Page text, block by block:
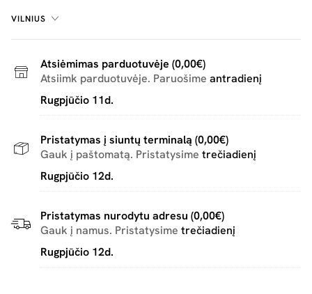
VILNIUS
Atsiėmimas parduotuvėje (0,00€)
Atsiimk parduotuvėje. Paruošime antradienį
Rugpjūčio 11d.
Pristatymas į siuntų terminalą (0,00€)
Gauk į paštomatą. Pristatysime trečiadienį
Rugpjūčio 12d.
Pristatymas nurodytu adresu (0,00€)
Gauk į namus. Pristatysime trečiadienį
Rugpjūčio 12d.